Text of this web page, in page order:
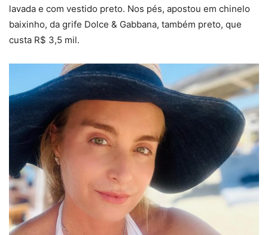
lavada e com vestido preto. Nos pés, apostou em chinelo
baixinho, da grife Dolce & Gabbana, também preto, que
custa R$ 3,5 mil.